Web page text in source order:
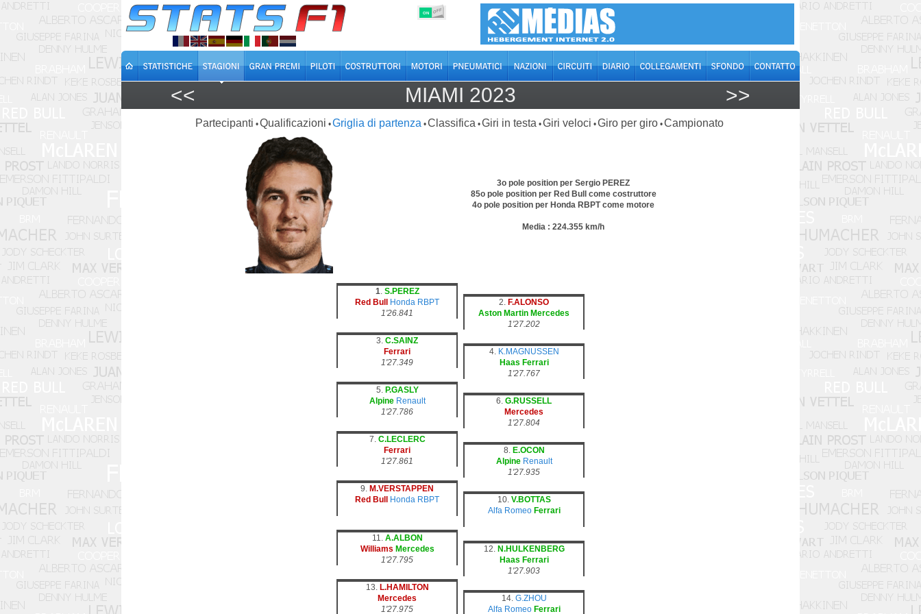
ON OFF
<< MIAMI 2023 >>
Partecipanti •Qualificazioni •Griglia di partenza •Classifica •Giri in testa •Giri veloci •Giro per giro •Campionato
3o pole position per Sergio PEREZ
85o pole position per Red Bull come costruttore
4o pole position per Honda RBPT come motore
Media : 224.355 km/h
1. S.PEREZ
Red Bull
Honda RBPT
1'26.841
2. F.ALONSO
Aston Martin Mercedes
1'27.202
3. C.SAINZ
Ferrari
1'27.349
4. K.MAGNUSSEN
Haas Ferrari
1'27.767
5. P.GASLY
Alpine Renault
1'27.786
6. G.RUSSELL
Mercedes
1'27.804
7. C.LECLERC
Ferrari
1'27.861
8. E.OCON
Alpine Renault
1'27.935
9. M.VERSTAPPEN
Red Bull
Honda RBPT 10. V.BOTTAS
Alfa Romeo Ferrari
11. A.ALBON
Williams Mercedes
1'27.795
12. N.HULKENBERG
Haas Ferrari
1'27.903
13. L.HAMILTON
Mercedes
1'27.975
14. G.ZHOU
Alfa Romeo Ferrari